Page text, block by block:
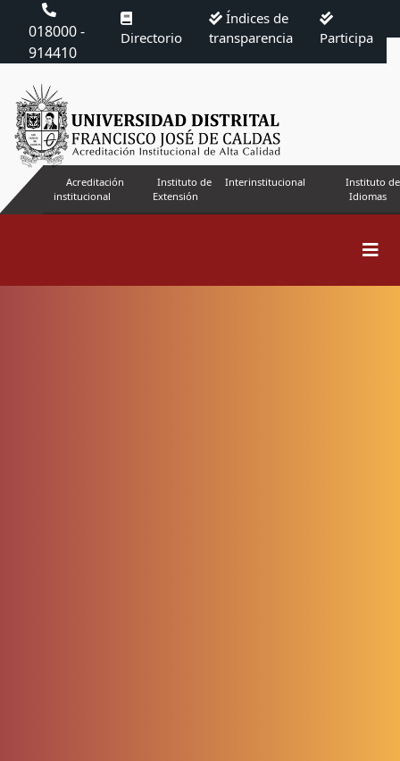
018000 -
914410
Directorio
Índices de
transparencia
Participa
Acreditación
institucional
Instituto de
Extensión
Interinstitucional
Instituto de
Idiomas